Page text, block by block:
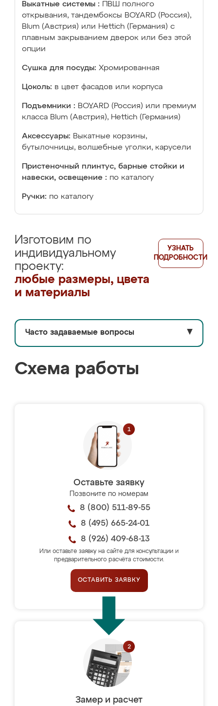
Выкатные системы :
ПВШ полного
открывания, тандембоксы BOYARD (Россия),
Blum (Австрия) или Hettich (Германия) с
плавным закрыванием дверок или без этой
опции
Сушка для посуды: Хромированная
Цоколь: в цвет фасадов или корпуса
Подъемники : BOYARD (Россия) или премиум
класса Blum (Австрия), Hettich (Германия)
Аксессуары: Выкатные корзины,
бутылочницы, волшебные уголки, карусели
Пристеночный плинтус, барные стойки и
навески, освещение : по каталогу
Ручки: по каталогу
Изготовим по
индивидуальному
проекту:
любые размеры, цвета
и материалы
УЗНАТЬ
ПОДРОБНОСТИ
Часто задаваемые вопросы ▼
Схема работы
Оставьте заявку
Позвоните по номерам
8 (800) 511-89-55
8 (495) 665-24-01
8 (926) 409-68-13
Или оставьте заявку на сайте для консультации и
предварительного расчёта стоимости.
ОСТАВИТЬ ЗАЯВКУ
Замер и расчет